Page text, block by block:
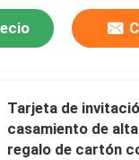
Tarjeta de
casamiento de
regalo de cartón